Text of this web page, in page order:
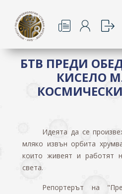
БТВ ПРЕДИ
КИСЕЛО
Идеята да се
мляко извън орбита
които живеят и работят
света.
Репортерът на